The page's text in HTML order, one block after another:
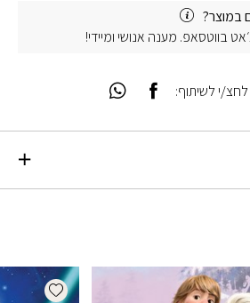
במוצר?
בווטסאפ. מענה אנושי ומיידי!
י לשיתוף:
wishlist